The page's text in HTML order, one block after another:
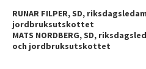
RUNAR FILPER, SD,
jordbruksutskottet
MATS NORDBERG, SD,
och jordbruksutskottet